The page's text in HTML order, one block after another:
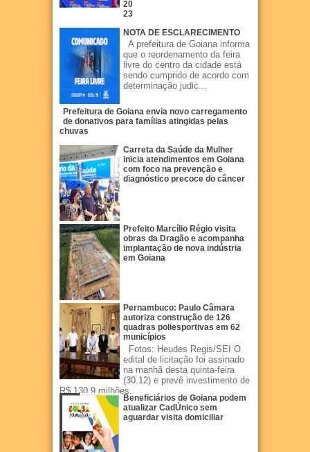
20
23
NOTA DE ESCLARECIMENTO
A prefeitura de Goiana informa
que o reordenamento da feira
livre do centro da cidade está
sendo cumprido de acordo com
determinação judic...
Prefeitura de Goiana envia novo carregamento
de donativos para famílias atingidas pelas
chuvas
Carreta da Saúde da Mulher
inicia atendimentos em Goiana
com foco na prevenção e
diagnóstico precoce do câncer
Prefeito Marcílio Régio visita
obras da Dragão e acompanha
implantação de nova indústria
em Goiana
Pernambuco: Paulo Câmara
autoriza construção de 126
quadras poliesportivas em 62
municípios
Fotos: Heudes Regis/SEI O
edital de licitação foi assinado
na manhã desta quinta-feira
(30.12) e prevê investimento de
R$ 130,9 milhões.
Beneficiários de Goiana podem
atualizar CadÚnico sem
aguardar visita domiciliar